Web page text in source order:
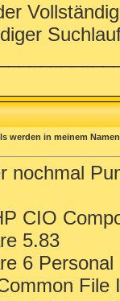
werden in meinem
nochmal
CIO
5.83
6 Personal
File